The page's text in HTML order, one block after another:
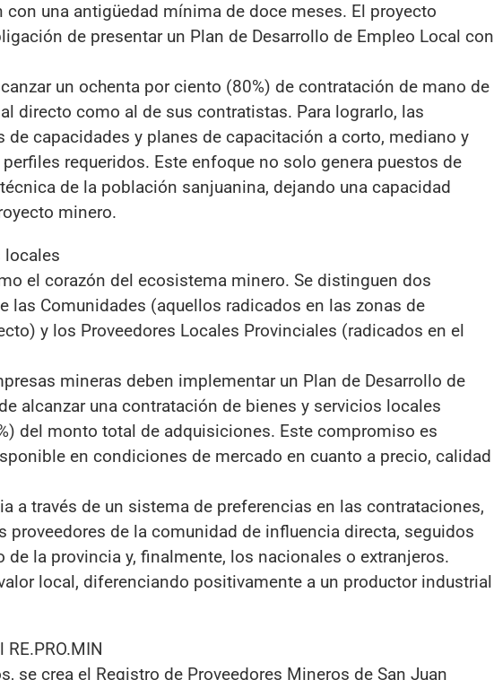
con una antigüedad mínima de doce meses. El proyecto
de presentar un Plan de Desarrollo de Empleo Local con
un ochenta por ciento (80%) de contratación de mano de
directo como al de sus contratistas. Para lograrlo, las
capacidades y planes de capacitación a corto, mediano y
requeridos. Este enfoque no solo genera puestos de
de la población sanjuanina, dejando una capacidad
minero.
locales
el corazón del ecosistema minero. Se distinguen dos
las Comunidades (aquellos radicados en las zonas de
y los Proveedores Locales Provinciales (radicados en el
mineras deben implementar un Plan de Desarrollo de
alcanzar una contratación de bienes y servicios locales
del monto total de adquisiciones. Este compromiso es
en condiciones de mercado en cuanto a precio, calidad
a través de un sistema de preferencias en las contrataciones,
proveedores de la comunidad de influencia directa, seguidos
la provincia y, finalmente, los nacionales o extranjeros.
local, diferenciando positivamente a un productor industrial
se crea el Registro de Proveedores Mineros de San Juan